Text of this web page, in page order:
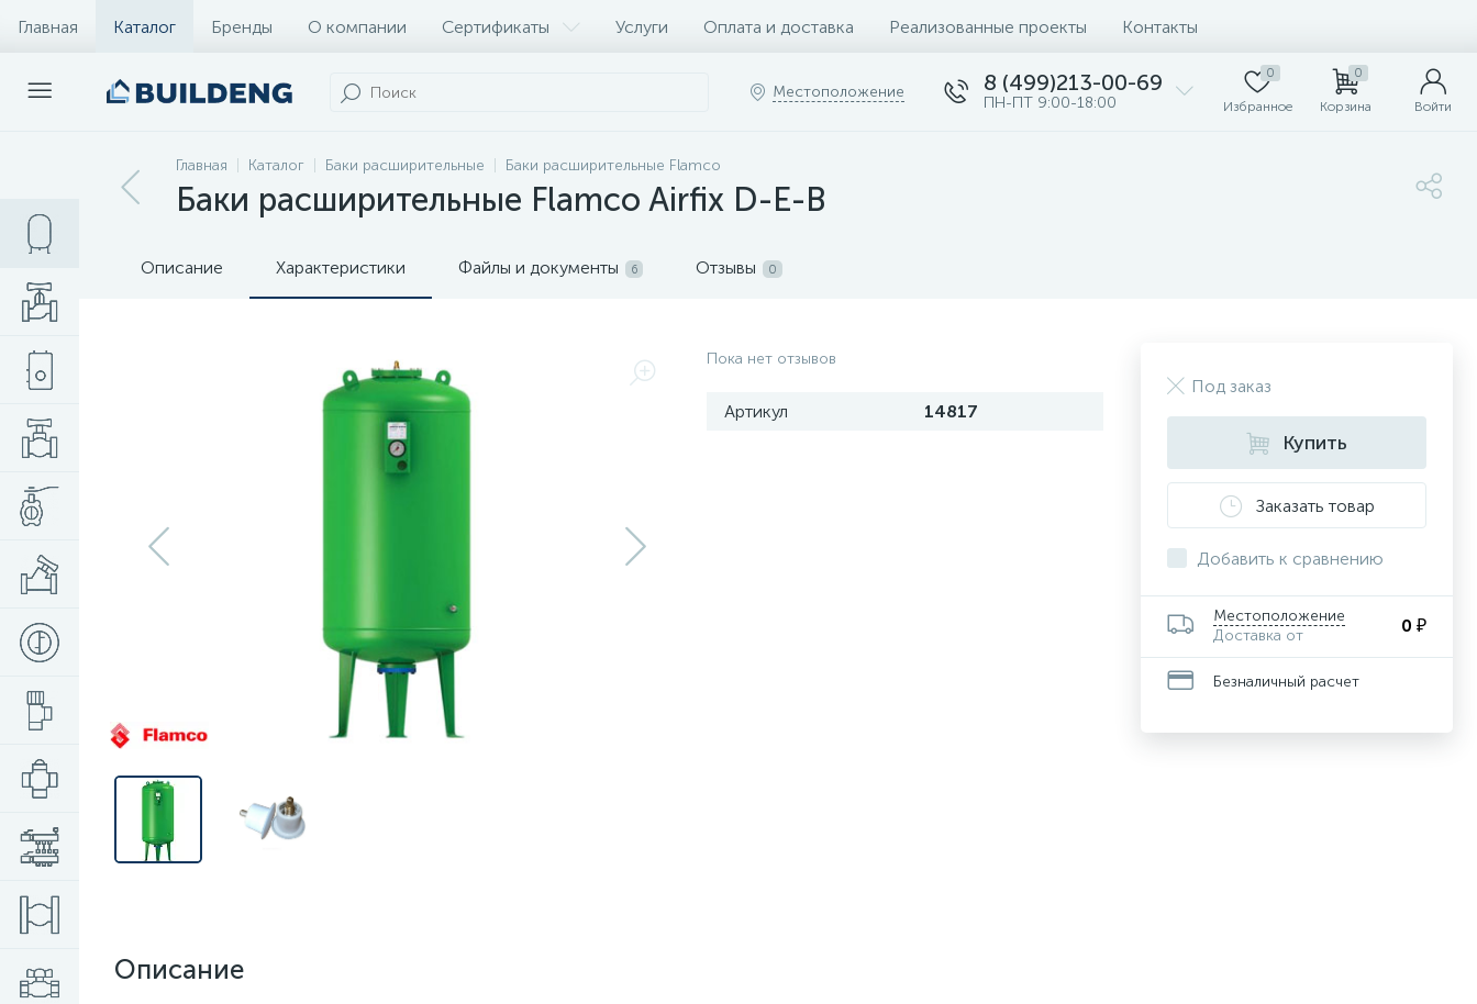
Главная Каталог Бренды О компании Сертификаты Услуги Оплата и доставка Реализованные проекты Контакты
Местоположение 8 (499)213-00-69
ПН-ПТ 9:00-18:00
0
Избранное
0
Корзина Войти
Главная Каталог Баки расширительные Баки расширительные Flamco
Баки расширительные Flamco Airfix D-E-B
Описание Характеристики Файлы и документы 6 Отзывы 0
Пока нет отзывов
Артикул 14817
Описание
Под заказ
Купить
Заказать товар
Добавить к сравнению
Местоположение
Доставка от
0 ₽
Безналичный расчет